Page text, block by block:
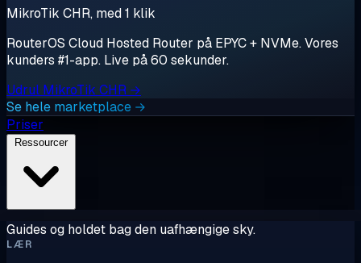
MikroTik CHR, med 1 klik
RouterOS Cloud Hosted Router på EPYC + NVMe. Vores
kunders #1-app. Live på 60 sekunder.
Udrul MikroTik CHR →
Se hele marketplace →
Priser
Ressourcer
Guides og holdet bag den uafhængige sky.
LÆR